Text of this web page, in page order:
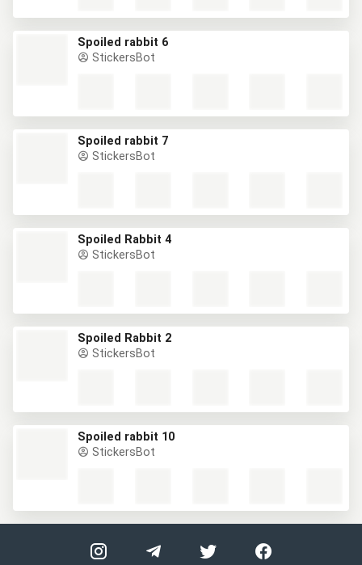
Spoiled rabbit 6
StickersBot
Spoiled rabbit 7
StickersBot
Spoiled Rabbit 4
StickersBot
Spoiled Rabbit 2
StickersBot
Spoiled rabbit 10
StickersBot